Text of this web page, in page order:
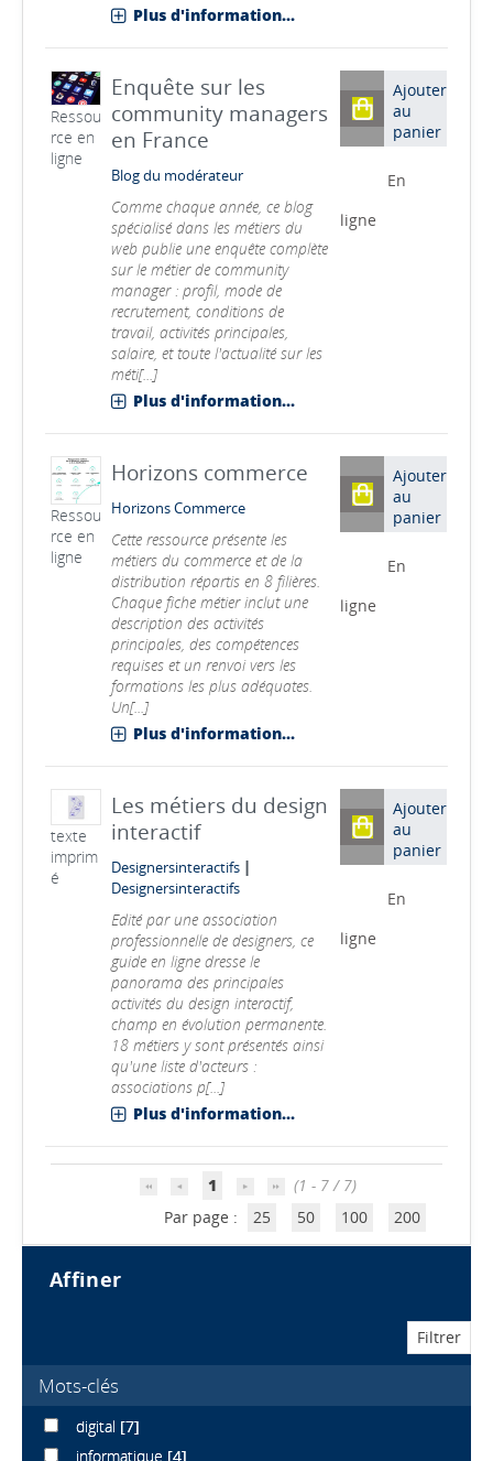
Plus d'information...
Ressou
rce en
ligne
Enquête sur les
community managers
en France
Blog du modérateur
Comme chaque année, ce blog
spécialisé dans les métiers du
web publie une enquête complète
sur le métier de community
manager : profil, mode de
recrutement, conditions de
travail, activités principales,
salaire, et toute l'actualité sur les
méti[...]
Plus d'information...
Ajouter
au
panier
En
ligne
Ressou
rce en
ligne
Horizons commerce
Horizons Commerce
Cette ressource présente les
métiers du commerce et de la
distribution répartis en 8 filières.
Chaque fiche métier inclut une
description des activités
principales, des compétences
requises et un renvoi vers les
formations les plus adéquates.
Un[...]
Plus d'information...
Ajouter
au
panier
En
ligne
texte
imprim
é
Les métiers du design
interactif
Designersinteractifs |
Designersinteractifs
Edité par une association
professionnelle de designers, ce
guide en ligne dresse le
panorama des principales
activités du design interactif,
champ en évolution permanente.
18 métiers y sont présentés ainsi
qu'une liste d'acteurs :
associations p[...]
Plus d'information...
Ajouter
au
panier
En
ligne
1
(1 - 7 / 7)
Par page :
25 50 100 200
affiner
Mots-clés
digital [7]
informatique [4]